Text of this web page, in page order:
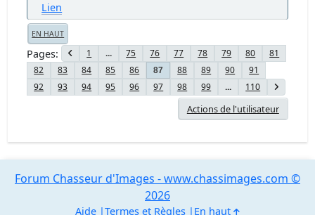
Lien
EN HAUT
Pages 1 ... 75 76 77 78 79 80
81
82
83 84 85 86 87 88 89 90
91
92
93 94 95 96 97 98 99 ... 110
Actions de l'utilisateur
Forum Chasseur d'Images - www.chassimages.com ©
2026
Aide Termes et Règles En haut